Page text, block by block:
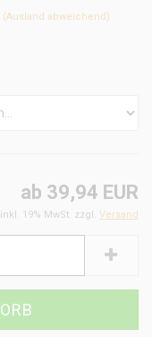
(Ausland abweichend)
ab 39,94 EUR
inkl. 19% MwSt. zzgl. Versand